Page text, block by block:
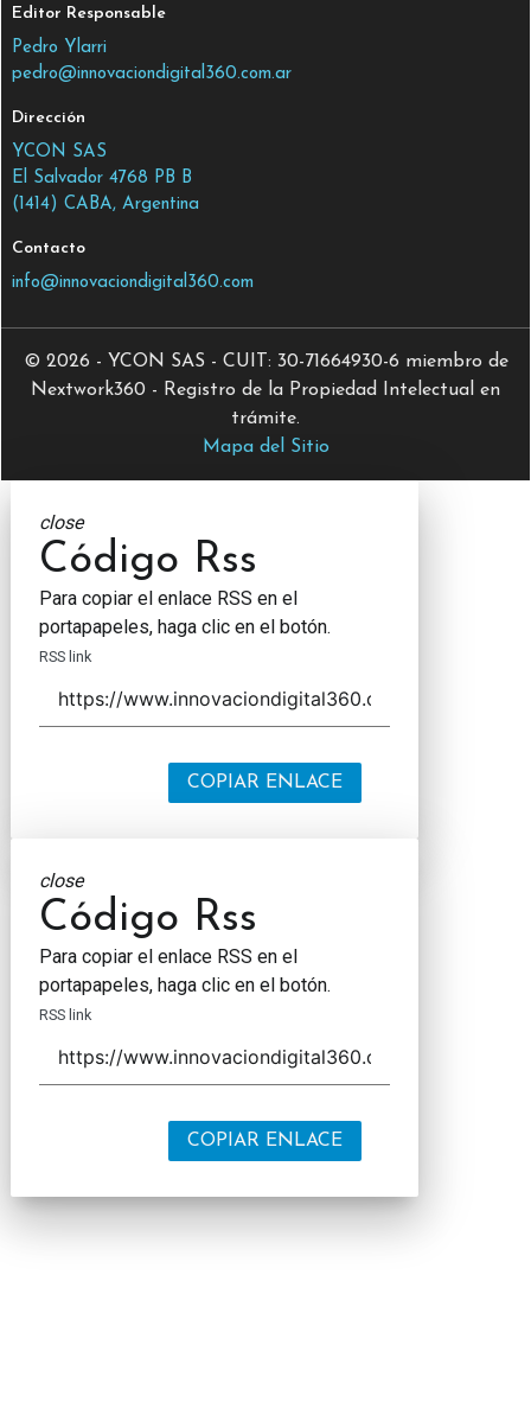
Editor Responsable
Pedro Ylarri
pedro@innovaciondigital360.com.ar
Dirección
YCON SAS
El Salvador 4768 PB B
(1414) CABA, Argentina
Contacto
info@innovaciondigital360.com
© 2026 - YCON SAS - CUIT: 30-71664930-6 miembro de
Nextwork360 - Registro de la Propiedad Intelectual en
trámite.
Mapa del Sitio
close
Código Rss
Para copiar el enlace RSS en el
portapapeles, haga clic en el botón.
RSS link
COPIAR ENLACE
close
Código Rss
Para copiar el enlace RSS en el
portapapeles, haga clic en el botón.
RSS link
COPIAR ENLACE